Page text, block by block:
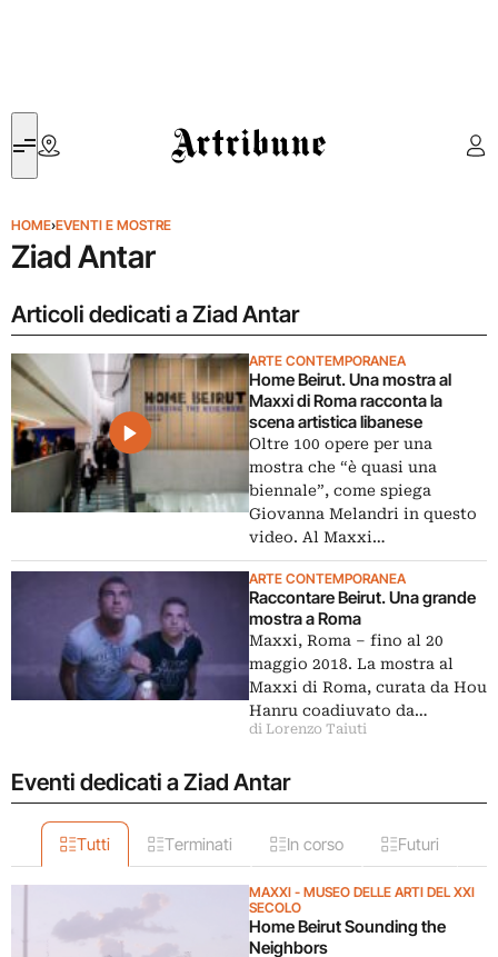
Artribune
HOME›EVENTI E MOSTRE
Ziad Antar
Articoli dedicati a Ziad Antar
ARTE CONTEMPORANEA
Home Beirut. Una mostra al
Maxxi di Roma racconta la
scena artistica libanese
Oltre 100 opere per una
mostra che “è quasi una
biennale”, come spiega
Giovanna Melandri in questo
video. Al Maxxi…
ARTE CONTEMPORANEA
Raccontare Beirut. Una grande
mostra a Roma
Maxxi, Roma – fino al 20
maggio 2018. La mostra al
Maxxi di Roma, curata da Hou
Hanru coadiuvato da…
di Lorenzo Taiuti
Eventi dedicati a Ziad Antar
Tutti Terminati In corso Futuri
MAXXI - MUSEO DELLE ARTI DEL XXI
SECOLO
Home Beirut Sounding the
Neighbors